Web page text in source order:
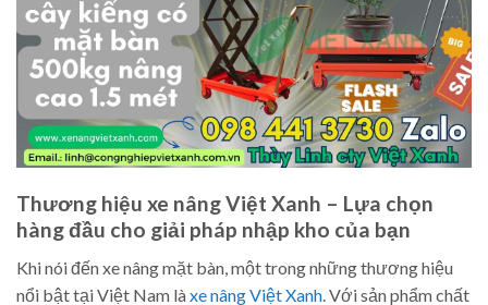
Thương hiệu xe nâng Việt Xanh – Lựa chọn
hàng đầu cho giải pháp nhập kho của bạn
Khi nói đến xe nâng mặt bàn, một trong những thương hiệu
nổi bật tại Việt Nam làxe nâng Việt Xanh. Với sản phẩm chất